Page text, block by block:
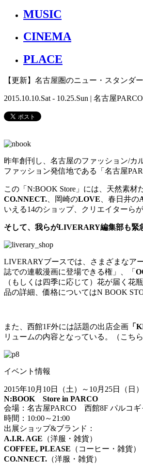
MUSIC
CINEMA
PLACE
【更新】名古屋圏のニュー・スタンダ
2015.10.10.Sat - 10.25.Sun | 名古屋
昨年創刊し、名古屋のファッション/カ
ファッション発信地である「名古屋
この「N:BOOK Store」には、天然素
CO.NNECT. 、岡崎のLOVE 、春日井の
いえる14のショップ、クリエイターらが
そして、我らがLIVERARY編集部も緊
LIVERARYブースでは、さまざまなア
誌での連載漫画に登場できる権」、「
（もしくは四季に応じて）花が届く
品の詳細、価格についてはN BOOK
また、西館1F外には話題の出店企画 「
リュームの内容となっている。（こち
イベント情報
2015年10月10日（土）～10月25日（日）
N:BOOK Store in PARCO
会場：名古屋PARCO 西館8F パルコ
時間：10:00～21:00
出展ショップ&ブランド：
A.I.R. AGE （洋服・雑貨）
COFFEE, PLEASE （コーヒー・雑貨）
CO.NNECT. （洋服・雑貨）